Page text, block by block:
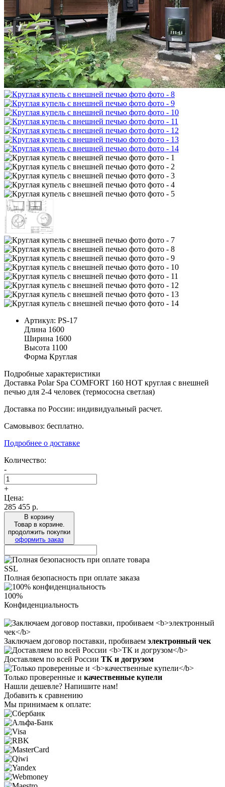
Артикул: PS-17
Длина 1600
Ширина 1600
Высота 1100
Форма Круглая
Подробные характеристики
Доставка Polar Spa COMFORT 160 HOT круглая с внешней
печью для 2-4 человек (термососна светлая)
Доставка по России: индивидуальный расчет.
Самовывоз: бесплатно.
Подробнее о доставке
Количество:
-
+
Цена:
285 455 р.
В корзину
Товар в корзине.
продолжить покупки
оформить заказ
SSL
Полная безопасность при оплате заказа
100%
Конфиденциальность
Заключаем договор поставки, пробиваем электронный чек
Доставляем по всей России ТК и догрузом
Только проверенные и качественные купели
Нашли дешевле? Напишите нам!
Добавить к сравнению
Мы принимаем к оплате: